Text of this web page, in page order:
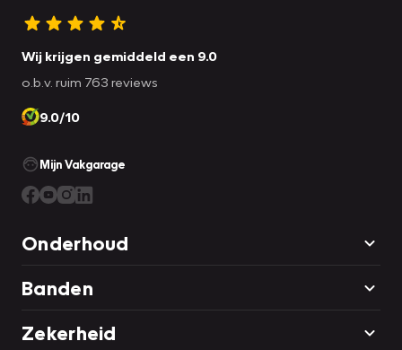
Wij krijgen gemiddeld een 9.0
o.b.v. ruim 763 reviews
9.0/10
Mijn Vakgarage
Onderhoud
Banden
Zekerheid